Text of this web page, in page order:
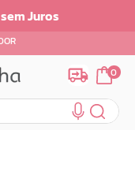
Juros
0